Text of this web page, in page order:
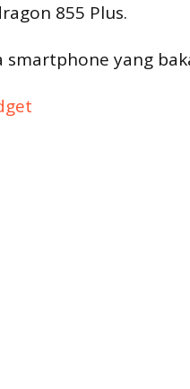
855 Plus.
smartphone yang